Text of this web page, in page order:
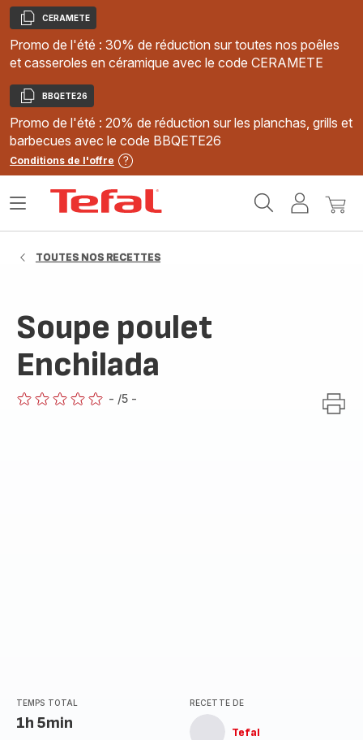
Copier
CERAMETE
Promo de l'été : 30% de réduction sur toutes nos poêles
et casseroles en céramique avec le code CERAMETE
Copier
BBQETE26
Promo de l'été : 20% de réduction sur les planchas, grills et
barbecues avec le code BBQETE26
Conditions de l'offre
MonMon
Ouvrir
TOUTES NOS RECETTES
Soupe poulet
Enchilada
- /5 -
TEMPS TOTAL
1h 5min
RECETTE DE
Tefal